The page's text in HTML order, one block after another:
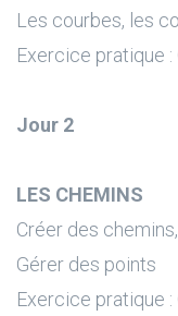
Les courbes, les
Exercice pratique
Jour 2
LES CHEMINS
Créer des
Gérer des points
Exercice pratique